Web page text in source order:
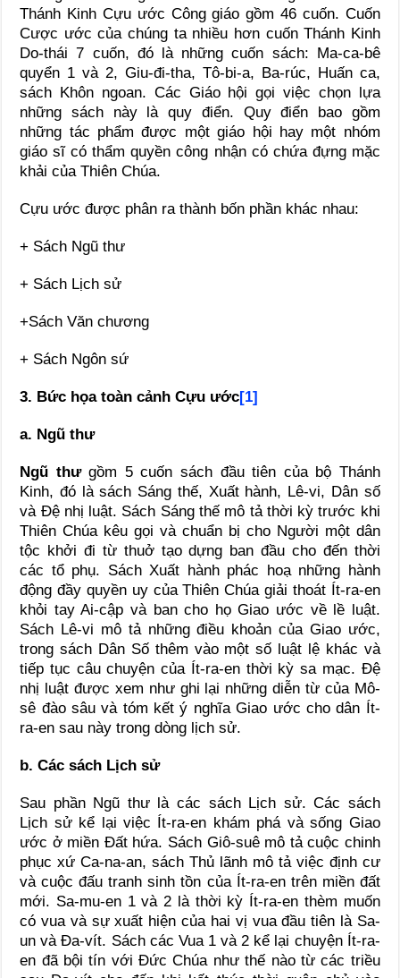
Thánh Kinh Cựu ước Công giáo gồm 46 cuốn. Cuốn
Cược ước của chúng ta nhiều hơn cuốn Thánh Kinh
Do-thái 7 cuốn, đó là những cuốn sách: Ma-ca-bê
quyển 1 và 2, Giu-đi-tha, Tô-bi-a, Ba-rúc, Huấn ca,
sách Khôn ngoan. Các Giáo hội gọi việc chọn lựa
những sách này là quy điển. Quy điển bao gồm
những tác phẩm được một giáo hội hay một nhóm
giáo sĩ có thẩm quyền công nhận có chứa đựng mặc
khải của Thiên Chúa.
Cựu ước được phân ra thành bốn phần khác nhau:
+ Sách Ngũ thư
+ Sách Lịch sử
+Sách Văn chương
+ Sách Ngôn sứ
3. Bức họa toàn cảnh Cựu ước[1]
a. Ngũ thư
Ngũ thưgồm 5 cuốn sách đầu tiên của bộ Thánh
Kinh, đó là sách Sáng thế, Xuất hành, Lê-vi, Dân số
và Đệ nhị luật. Sách Sáng thế mô tả thời kỳ trước khi
Thiên Chúa kêu gọi và chuẩn bị cho Người một dân
tộc khởi đi từ thuở tạo dựng ban đầu cho đến thời
các tổ phụ. Sách Xuất hành phác hoạ những hành
động đầy quyền uy của Thiên Chúa giải thoát Ít-ra-en
khỏi tay Ai-cập và ban cho họ Giao ước về lề luật.
Sách Lê-vi mô tả những điều khoản của Giao ước,
trong sách Dân Số thêm vào một số luật lệ khác và
tiếp tục câu chuyện của Ít-ra-en thời kỳ sa mạc. Đệ
nhị luật được xem như ghi lại những diễn từ của Mô-
sê đào sâu và tóm kết ý nghĩa Giao ước cho dân Ít-
ra-en sau này trong dòng lịch sử.
b. Các sách Lịch sử
Sau phần Ngũ thư là các sách Lịch sử. Các sách
Lịch sử kể lại việc Ít-ra-en khám phá và sống Giao
ước ở miền Đất hứa. Sách Giô-suê mô tả cuộc chinh
phục xứ Ca-na-an, sách Thủ lãnh mô tả việc định cư
và cuộc đấu tranh sinh tồn của Ít-ra-en trên miền đất
mới. Sa-mu-en 1 và 2 là thời kỳ Ít-ra-en thèm muốn
có vua và sự xuất hiện của hai vị vua đầu tiên là Sa-
un và Đa-vít. Sách các Vua 1 và 2 kể lại chuyện Ít-ra-
en đã bội tín với Đức Chúa như thế nào từ các triều